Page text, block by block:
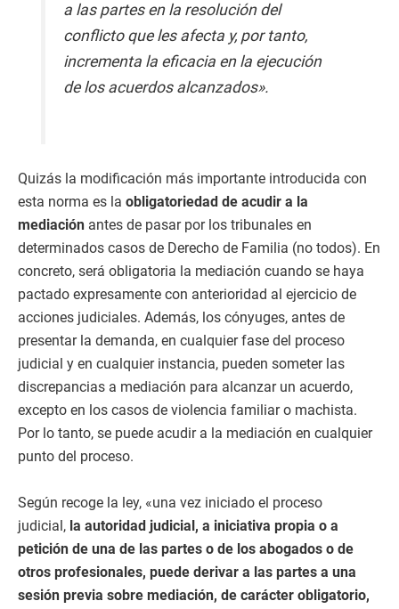
a las partes en la resolución del
conflicto que les afecta y, por tanto,
incrementa la eficacia en la ejecución
de los acuerdos alcanzados».
Quizás la modificación más importante introducida con
esta norma es la obligatoriedad de acudir a la
mediación antes de pasar por los tribunales en
determinados casos de Derecho de Familia (no todos). En
concreto, será obligatoria la mediación cuando se haya
pactado expresamente con anterioridad al ejercicio de
acciones judiciales. Además, los cónyuges, antes de
presentar la demanda, en cualquier fase del proceso
judicial y en cualquier instancia, pueden someter las
discrepancias a mediación para alcanzar un acuerdo,
excepto en los casos de violencia familiar o machista.
Por lo tanto, se puede acudir a la mediación en cualquier
punto del proceso.
Según recoge la ley, «una vez iniciado el proceso
judicial, la autoridad judicial, a iniciativa propia o a
petición de una de las partes o de los abogados o de
otros profesionales, puede derivar a las partes a una
sesión previa sobre mediación, de carácter obligatorio,